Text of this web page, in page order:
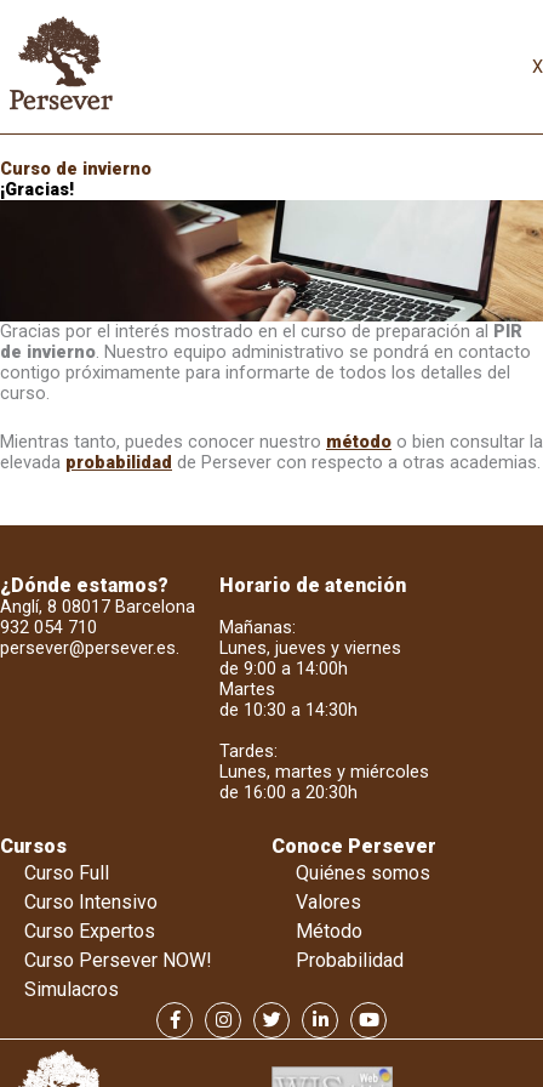
contenido
X
Curso de invierno
¡Gracias!
Gracias por el interés mostrado en el curso de preparación al PIR
de invierno. Nuestro equipo administrativo se pondrá en contacto
contigo próximamente para informarte de todos los detalles del
curso.
Mientras tanto, puedes conocer nuestro método o bien consultar la
elevada probabilidad de Persever con respecto a otras academias.
¿Dónde estamos?
Anglí, 8 08017 Barcelona
932 054 710
persever@persever.es.
Horario de atención
Mañanas:
Lunes, jueves y viernes
de 9:00 a 14:00h
Martes
de 10:30 a 14:30h
Tardes:
Lunes, martes y miércoles
de 16:00 a 20:30h
Cursos
Curso Full
Curso Intensivo
Curso Expertos
Curso Persever NOW!
Simulacros
Conoce Persever
Quiénes somos
Valores
Método
Probabilidad